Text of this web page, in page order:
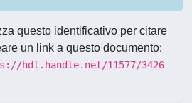
questo identificativo per citare
un link a questo documento:
hdl.handle.net/11577/3426